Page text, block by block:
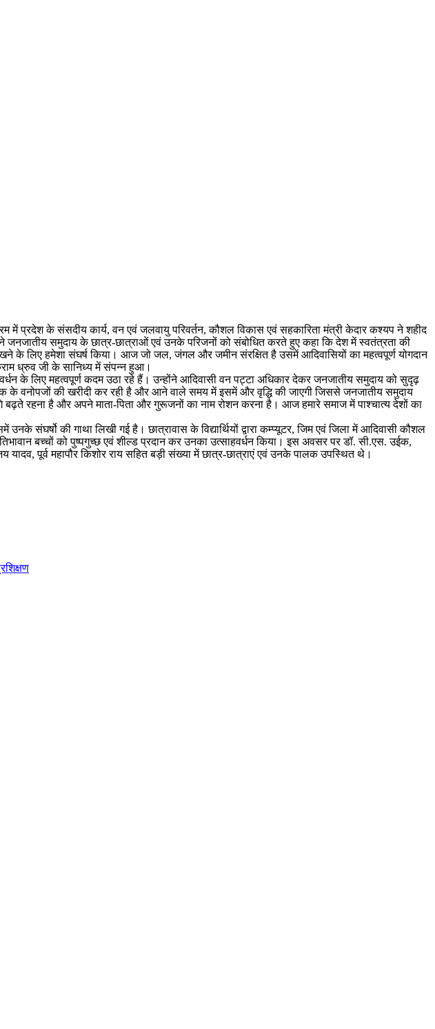
में प्रदेश के संसदीय कार्य, वन एवं जलवायु परिवर्तन, कौशल विकास एवं सहकारिता मंत्री केदार कश्यप ने शहीद
जनजातीय समुदाय के छात्र-छात्राओं एवं उनके परिजनों को संबोधित करते हुए कहा कि देश में स्वतंत्रता की
के लिए हमेशा संघर्ष किया। आज जो जल, जंगल और जमीन संरक्षित है उसमें आदिवासियों का महत्वपूर्ण योगदान
ध्रुव जी के सानिध्य में संपन्न हुआ।
के लिए महत्वपूर्ण कदम उठा रहे हैं। उन्होंने आदिवासी वन पट्टा अधिकार देकर जनजातीय समुदाय को सुदृढ़
के वनोपजों की खरीदी कर रही है और आने वाले समय में इसमें और वृद्धि की जाएगी जिससे जनजातीय समुदाय
रहना है और अपने माता-पिता और गुरूजनों का नाम रोशन करना है। आज हमारे समाज में पाश्चात्य देशों का
संघर्षो की गाथा लिखी गई है। छात्रावास के विद्यार्थियों द्वारा कम्प्यूटर, जिम एवं जिला में आदिवासी कौशल
बच्चों को पुष्पगुच्छ एवं शील्ड प्रदान कर उनका उत्साहवर्धन किया। इस अवसर पर डॉ. सी.एस. उईक,
पूर्व महापौर किशोर राय सहित बड़ी संख्या में छात्र-छात्राएं एवं उनके पालक उपस्थित थे।